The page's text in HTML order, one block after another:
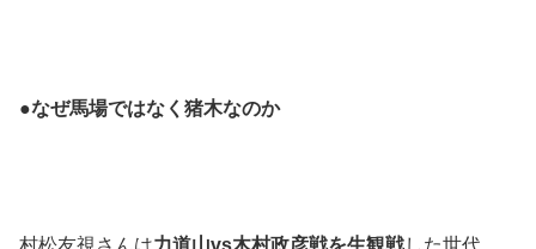
●なぜ馬場ではなく猪木なのか
村松友視さんは力道山vs木村政彦戦を生観戦した世代。